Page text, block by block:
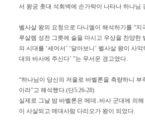
서 왕궁 촛대 석회벽에 손가락이 나타나 하나님
벨사살 왕의 요청으로 다니엘이 해석하기를 “
루살렘 성전 그릇에 술을 마시고 우상을 찬양
의 시대를 ‘세어서’ ‘달아보니’ 벨사살 왕이 사
대와 바사에 주신다’ ”는 무서운 경고였다.
“하나님이 당신의 저울로 바벨론을 측량하니
이라”고 해석했다.(단5:26-28)
실제로 그날 밤 바벨론은 메데․바사 군대에 의
이 사살되고 메대사람 다리오가 왕이 되었다.